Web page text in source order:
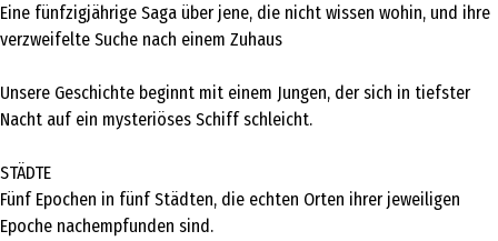
Eine fünfzigjährige Saga über jene, die nicht wissen wohin, und ihre
verzweifelte Suche nach einem Zuhaus
Unsere Geschichte beginnt mit einem Jungen, der sich in tiefster
Nacht auf ein mysteriöses Schiff schleicht.
STÄDTE
Fünf Epochen in fünf Städten, die echten Orten ihrer jeweiligen
Epoche nachempfunden sind.